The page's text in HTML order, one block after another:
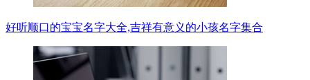
好听顺口的宝宝名字大全,吉祥有意义的小孩名字集合